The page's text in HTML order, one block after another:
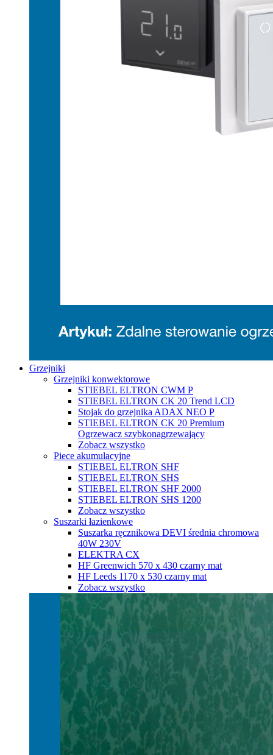
Grzejniki
Grzejniki konwektorowe
STIEBEL ELTRON CWM P
STIEBEL ELTRON CK 20 Trend LCD
Stojak do grzejnika ADAX NEO P
STIEBEL ELTRON CK 20 Premium
Ogrzewacz szybkonagrzewający
Zobacz wszystko
Piece akumulacyjne
STIEBEL ELTRON SHF
STIEBEL ELTRON SHS
STIEBEL ELTRON SHF 2000
STIEBEL ELTRON SHS 1200
Zobacz wszystko
Suszarki łazienkowe
Suszarka ręcznikowa DEVI średnia chromowa
40W 230V
ELEKTRA CX
HF Greenwich 570 х 430 czarny mat
HF Leeds 1170 х 530 czarny mat
Zobacz wszystko